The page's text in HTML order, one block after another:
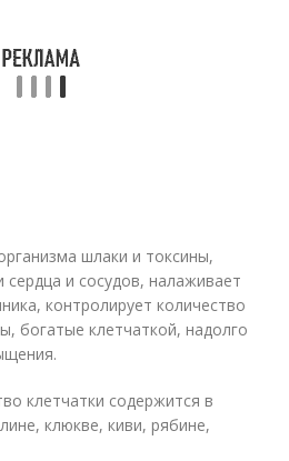
шлаки и токсины,
и сосудов, налаживает
контролирует количество
богатые клетчаткой, надолго
клетчатки содержится в
клюкве, киви, рябине,